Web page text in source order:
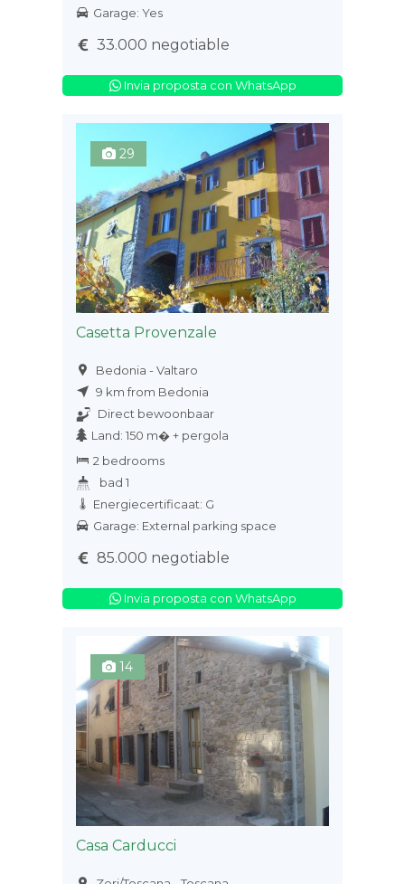
Garage: Yes
33.000 negotiable
Invia proposta con WhatsApp
29
Casetta Provenzale
Bedonia - Valtaro
9 km from Bedonia
Direct bewoonbaar
Land: 150 m� + pergola
2 bedrooms
bad 1
Energiecertificaat: G
Garage: External parking space
85.000 negotiable
Invia proposta con WhatsApp
14
Casa Carducci